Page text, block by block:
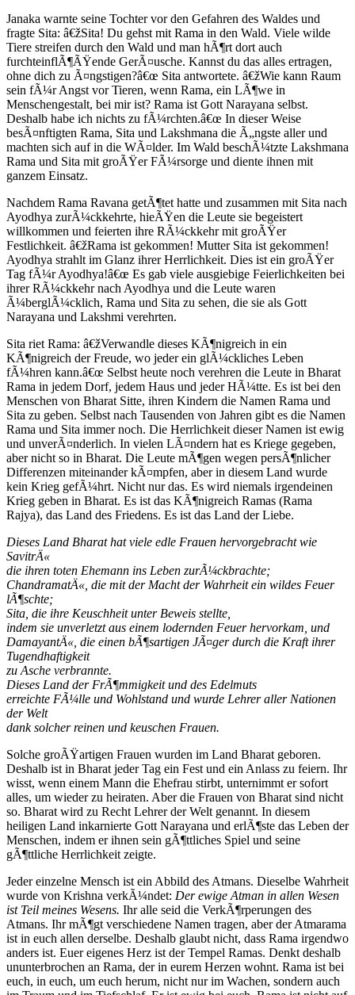
Janaka warnte seine Tochter vor den Gefahren des Waldes und
fragte Sita: â€žSita! Du gehst mit Rama in den Wald. Viele wilde
Tiere streifen durch den Wald und man hÃ¶rt dort auch
furchteinflÃ¶ÃŸende GerÃ¤usche. Kannst du das alles ertragen,
ohne dich zu Ã¤ngstigen?â€œ Sita antwortete. â€žWie kann Raum
sein fÃ¼r Angst vor Tieren, wenn Rama, ein LÃ¶we in
Menschengestalt, bei mir ist? Rama ist Gott Narayana selbst.
Deshalb habe ich nichts zu fÃ¼rchten.â€œ In dieser Weise
besÃ¤nftigten Rama, Sita und Lakshmana die Ã„ngste aller und
machten sich auf in die WÃ¤lder. Im Wald beschÃ¼tzte Lakshmana
Rama und Sita mit groÃŸer FÃ¼rsorge und diente ihnen mit
ganzem Einsatz.
Nachdem Rama Ravana getÃ¶tet hatte und zusammen mit Sita nach
Ayodhya zurÃ¼ckkehrte, hieÃŸen die Leute sie begeistert
willkommen und feierten ihre RÃ¼ckkehr mit groÃŸer
Festlichkeit. â€žRama ist gekommen! Mutter Sita ist gekommen!
Ayodhya strahlt im Glanz ihrer Herrlichkeit. Dies ist ein groÃŸer
Tag fÃ¼r Ayodhya!â€œ Es gab viele ausgiebige Feierlichkeiten bei
ihrer RÃ¼ckkehr nach Ayodhya und die Leute waren
Ã¼berglÃ¼cklich, Rama und Sita zu sehen, die sie als Gott
Narayana und Lakshmi verehrten.
Sita riet Rama: â€žVerwandle dieses KÃ¶nigreich in ein
KÃ¶nigreich der Freude, wo jeder ein glÃ¼ckliches Leben
fÃ¼hren kann.â€œ Selbst heute noch verehren die Leute in Bharat
Rama in jedem Dorf, jedem Haus und jeder HÃ¼tte. Es ist bei den
Menschen von Bharat Sitte, ihren Kindern die Namen Rama und
Sita zu geben. Selbst nach Tausenden von Jahren gibt es die Namen
Rama und Sita immer noch. Die Herrlichkeit dieser Namen ist ewig
und unverÃ¤nderlich. In vielen LÃ¤ndern hat es Kriege gegeben,
aber nicht so in Bharat. Die Leute mÃ¶gen wegen persÃ¶nlicher
Differenzen miteinander kÃ¤mpfen, aber in diesem Land wurde
kein Krieg gefÃ¼hrt. Nicht nur das. Es wird niemals irgendeinen
Krieg geben in Bharat. Es ist das KÃ¶nigreich Ramas (Rama
Rajya), das Land des Friedens. Es ist das Land der Liebe.
Dieses Land Bharat hat viele edle Frauen hervorgebracht wie
SavitrÄ«
die ihren toten Ehemann ins Leben zurÃ¼ckbrachte;
ChandramatÄ«, die mit der Macht der Wahrheit ein wildes Feuer
lÃ¶schte;
Sita, die ihre Keuschheit unter Beweis stellte,
indem sie unverletzt aus einem lodernden Feuer hervorkam, und
DamayantÄ«, die einen bÃ¶sartigen JÃ¤ger durch die Kraft ihrer
Tugendhaftigkeit
zu Asche verbrannte.
Dieses Land der FrÃ¶mmigkeit und des Edelmuts
erreichte FÃ¼lle und Wohlstand und wurde Lehrer aller Nationen
der Welt
dank solcher reinen und keuschen Frauen.
Solche groÃŸartigen Frauen wurden im Land Bharat geboren.
Deshalb ist in Bharat jeder Tag ein Fest und ein Anlass zu feiern. Ihr
wisst, wenn einem Mann die Ehefrau stirbt, unternimmt er sofort
alles, um wieder zu heiraten. Aber die Frauen von Bharat sind nicht
so. Bharat wird zu Recht Lehrer der Welt genannt. In diesem
heiligen Land inkarnierte Gott Narayana und erlÃ¶ste das Leben der
Menschen, indem er ihnen sein gÃ¶ttliches Spiel und seine
gÃ¶ttliche Herrlichkeit zeigte.
Jeder einzelne Mensch ist ein Abbild des Atmans. Dieselbe Wahrheit
wurde von Krishna verkÃ¼ndet: Der ewige Atman in allen Wesen
ist Teil meines Wesens. Ihr alle seid die VerkÃ¶rperungen des
Atmans. Ihr mÃ¶gt verschiedene Namen tragen, aber der Atmarama
ist in euch allen derselbe. Deshalb glaubt nicht, dass Rama irgendwo
anders ist. Euer eigenes Herz ist der Tempel Ramas. Denkt deshalb
ununterbrochen an Rama, der in eurem Herzen wohnt. Rama ist bei
euch, in euch, um euch herum, nicht nur im Wachen, sondern auch